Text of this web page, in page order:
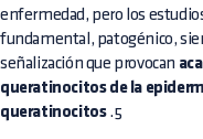
enfermedad, pero los
fundamental, patogénico,
señalización que provocan
queratinocitos de la
queratinocitos.5